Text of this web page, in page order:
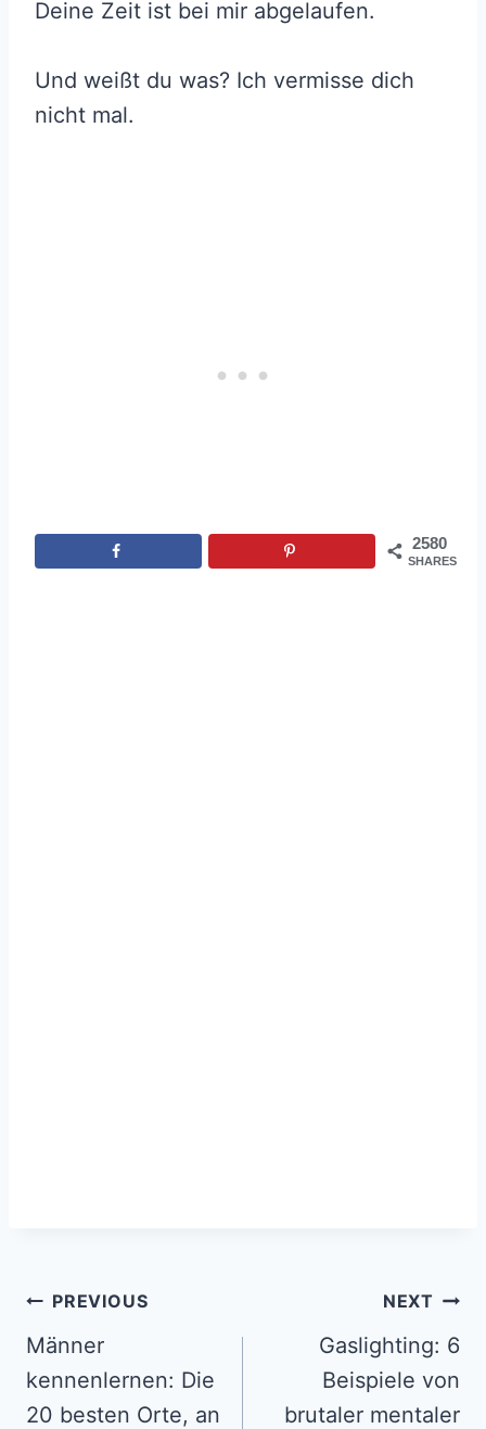
Deine Zeit ist bei mir abgelaufen.
Und weißt du was? Ich vermisse dich
nicht mal.
2580
SHARES
Post
navigation
PREVIOUS
Männer
kennenlernen: Die
20 besten Orte, an
NEXT
Gaslighting: 6
Beispiele von
brutaler mentaler